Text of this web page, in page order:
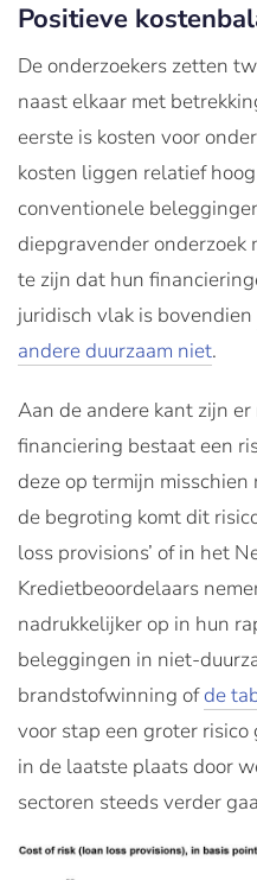
Positieve
De onderzoekers zetten
naast elkaar met
eerste is kosten voor
kosten liggen relatief
conventionele
diepgravender onderzoek
te zijn dat hun
juridisch vlak is bovendien
andere duurzaam niet.
Aan de andere kant zijn
financiering bestaat een
deze op termijn
de begroting komt dit
loss provisions’ of in het
Kredietbeoordelaars
nadrukkelijker op in hun
beleggingen in niet-
brandstofwinning ofde
voor stap een groter
in de laatste plaats door
sectoren steeds verder